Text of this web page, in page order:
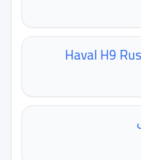
Haval H9